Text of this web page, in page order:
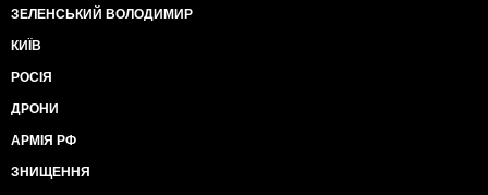
ЗЕЛЕНСЬКИЙ ВОЛОДИМИР
КИЇВ
РОСІЯ
ДРОНИ
АРМІЯ РФ
ЗНИЩЕННЯ